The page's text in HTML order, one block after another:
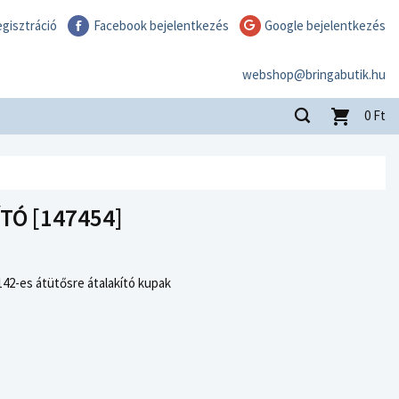
Facebook bejelentkezés Google bejelentkezés
webshop@bringabutik.hu
0 Ft
[147454]
es átütősre átalakító kupak